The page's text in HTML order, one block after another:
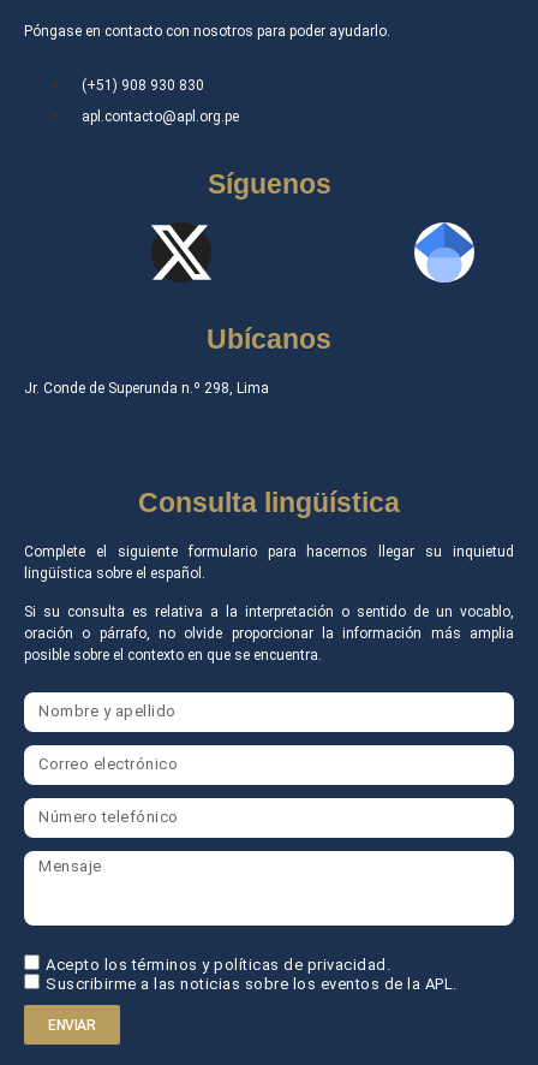
Póngase en contacto con nosotros para poder ayudarlo.
(+51) 908 930 830
apl.contacto@apl.org.pe
Síguenos
Ubícanos
Jr. Conde de Superunda n.º 298, Lima
Consulta lingüística
Complete el siguiente formulario para hacernos llegar su inquietud
lingüística sobre el español.
Si su consulta es relativa a la interpretación o sentido de un vocablo,
oración o párrafo, no olvide proporcionar la información más amplia
posible sobre el contexto en que se encuentra.
Acepto los términos y políticas de privacidad.
Suscribirme a las noticias sobre los eventos de la APL.
ENVIAR